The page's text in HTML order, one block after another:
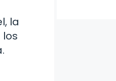
la